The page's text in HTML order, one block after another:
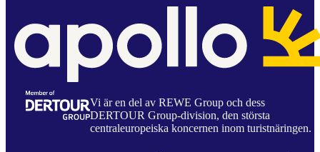
Vi är en del av REWE Group och dess
DERTOUR Group-division, den största
centraleuropeiska koncernen inom turistnäringen.